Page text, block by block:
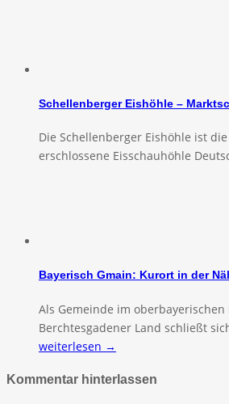
Schellenberger Eishöhle –
Die Schellenberger Eishöhle ist
erschlossene Eisschauhöhle
Bayerisch Gmain: Kurort in der
Als Gemeinde im oberbayerischen
Berchtesgadener Land schließt
weiterlesen →
Kommentar hinterlassen